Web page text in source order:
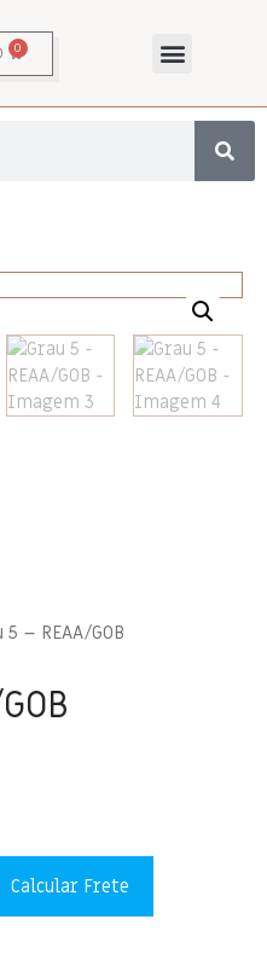
0
5 – REAA/GOB
Calcular Frete